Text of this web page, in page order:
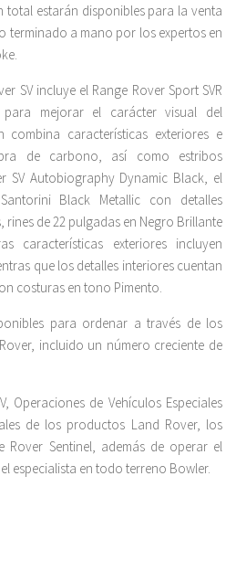
estarán disponibles para la venta
terminado a mano por los expertos en
SV incluye el Range Rover Sport SVR
mejorar el carácter visual del
características exteriores e
de carbono, así como estribos
SV Autobiography Dynamic Black, el
Black Metallic con detalles
rines de 22 pulgadas en Negro Brillante
características exteriores incluyen
que los detalles interiores cuentan
costuras en tono Pimento.
para ordenar a través de los
incluido un número creciente de
Operaciones de Vehículos Especiales
de los productos Land Rover, los
Rover Sentinel, además de operar el
especialista en todo terreno Bowler.